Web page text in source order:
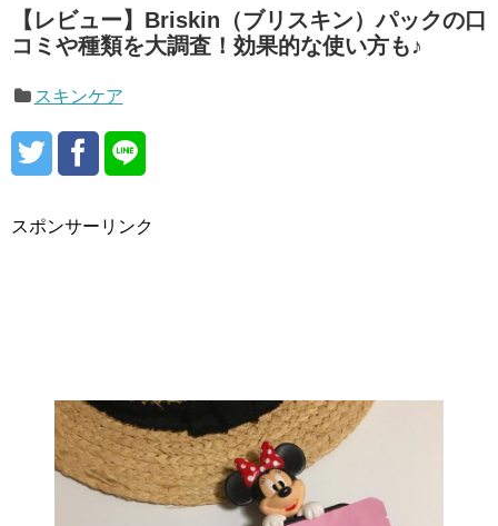
【レビュー】Briskin（ブリスキン）パックの口
コミや種類を大調査！効果的な使い方も♪
スキンケア
スポンサーリンク